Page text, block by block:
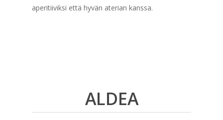
aperitiiviksi että hyvän aterian kanssa.
ALDEA